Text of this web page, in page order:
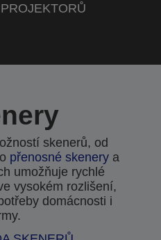
skenerů, od
přenosné skenery a
umožňuje rychlé
vysokém rozlišení,
domácnosti i